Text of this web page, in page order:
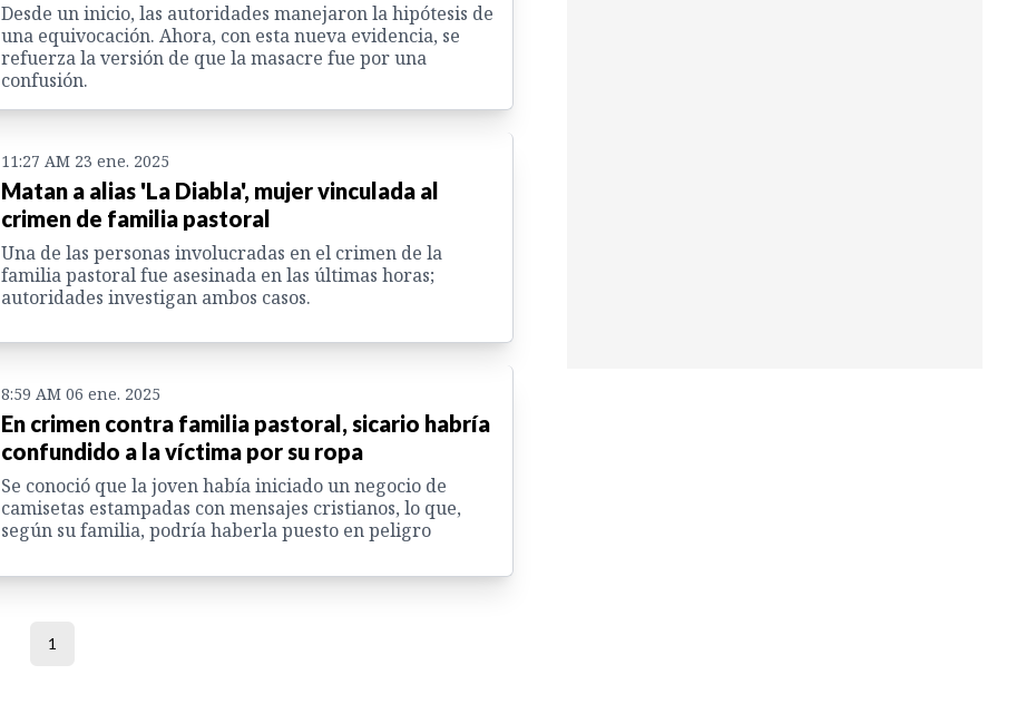
Desde un inicio, las autoridades manejaron la hipótesis de
una equivocación. Ahora, con esta nueva evidencia, se
refuerza la versión de que la masacre fue por una
confusión.
11:27 AM 23 ene. 2025
Matan a alias 'La Diabla', mujer vinculada al
crimen de familia pastoral
Una de las personas involucradas en el crimen de la
familia pastoral fue asesinada en las últimas horas;
autoridades investigan ambos casos.
8:59 AM 06 ene. 2025
En crimen contra familia pastoral, sicario habría
confundido a la víctima por su ropa
Se conoció que la joven había iniciado un negocio de
camisetas estampadas con mensajes cristianos, lo que,
según su familia, podría haberla puesto en peligro
1